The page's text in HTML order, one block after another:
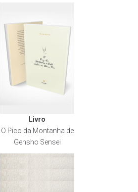
Livro
O Pico da Montanha de
Gensho Sensei